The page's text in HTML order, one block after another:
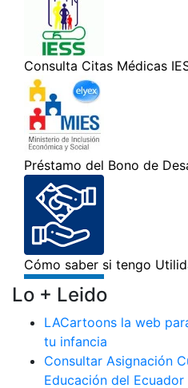
Lo + Leido
LACartoons la web
tu infancia
Consultar Asignación
Educación del